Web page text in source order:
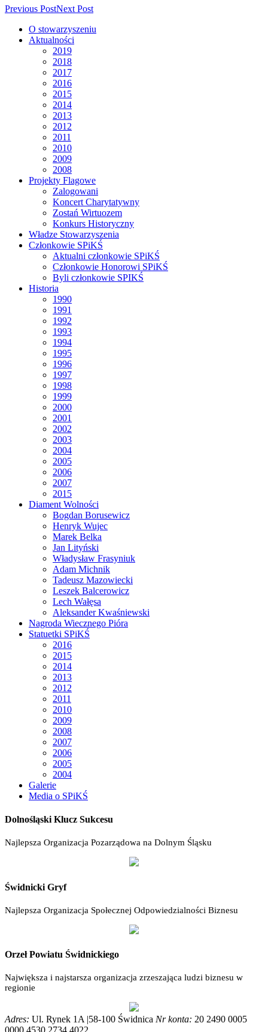
Previous PostNext Post
O stowarzyszeniu
Aktualności
2019
2018
2017
2016
2015
2014
2013
2012
2011
2010
2009
2008
Projekty Flagowe
Zalogowani
Koncert Charytatywny
Zostań Wirtuozem
Konkurs Historyczny
Władze Stowarzyszenia
Członkowie SPiKŚ
Aktualni członkowie SPiKŚ
Członkowie Honorowi SPiKŚ
Byli członkowie SPIKŚ
Historia
1990
1991
1992
1993
1994
1995
1996
1997
1998
1999
2000
2001
2002
2003
2004
2005
2006
2007
2015
Diament Wolności
Bogdan Borusewicz
Henryk Wujec
Marek Belka
Jan Lityński
Władysław Frasyniuk
Adam Michnik
Tadeusz Mazowiecki
Leszek Balcerowicz
Lech Wałęsa
Aleksander Kwaśniewski
Nagroda Wiecznego Pióra
Statuetki SPiKŚ
2016
2015
2014
2013
2012
2011
2010
2009
2008
2007
2006
2005
2004
Galerie
Media o SPiKŚ
Dolnośląski Klucz Sukcesu
Najlepsza Organizacja Pozarządowa na Dolnym Śląsku
Świdnicki Gryf
Najlepsza Organizacja Społecznej Odpowiedzialności Biznesu
Orzeł Powiatu Świdnickiego
Największa i najstarsza organizacja zrzeszająca ludzi biznesu w
regionie
Adres: Ul. Rynek 1A |58-100 Świdnica Nr konta: 20 2490 0005